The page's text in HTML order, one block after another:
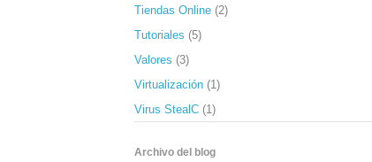
Tiendas Online (2)
Tutoriales (5)
Valores (3)
Virtualización (1)
Virus StealC (1)
Archivo del blog